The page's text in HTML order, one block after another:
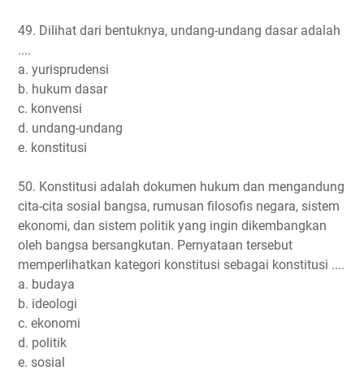
49. Dilihat dari bentuknya, undang-undang dasar adalah
....
a. yurisprudensi
b. hukum dasar
c. konvensi
d. undang-undang
e. konstitusi
50. Konstitusi adalah dokumen hukum dan mengandung
cita-cita sosial bangsa, rumusan filosofis negara, sistem
ekonomi, dan sistem politik yang ingin dikembangkan
oleh bangsa bersangkutan. Pernyataan tersebut
memperlihatkan kategori konstitusi sebagai konstitusi ....
a. budaya
b. ideologi
c. ekonomi
d. politik
e. sosial